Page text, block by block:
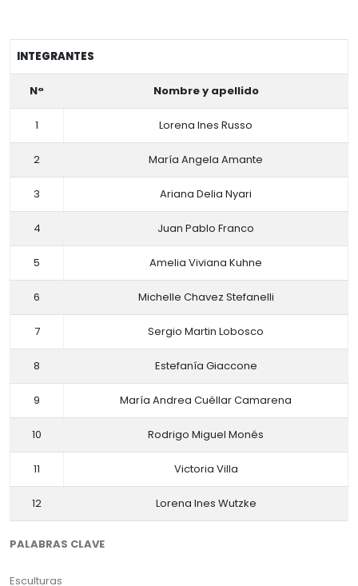
INTEGRANTES
N° Nombre y apellido
1 Lorena Ines Russo
2 María Angela Amante
3 Ariana Delia Nyari
4 Juan Pablo Franco
5 Amelia Viviana Kuhne
6 Michelle Chavez Stefanelli
7 Sergio Martin Lobosco
8 Estefanía Giaccone
9 María Andrea Cuéllar Camarena
10 Rodrigo Miguel Monés
11 Victoria Villa
12 Lorena Ines Wutzke
PALABRAS CLAVE
Esculturas